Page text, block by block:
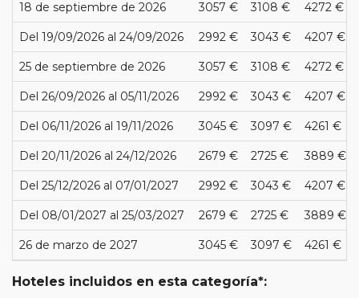
18 de septiembre de 2026 3057 € 3108 € 4272 €
Del 19/09/2026 al 24/09/2026 2992 € 3043 € 4207 €
25 de septiembre de 2026 3057 € 3108 € 4272 €
Del 26/09/2026 al 05/11/2026 2992 € 3043 € 4207 €
Del 06/11/2026 al 19/11/2026 3045 € 3097 € 4261 €
Del 20/11/2026 al 24/12/2026 2679 € 2725 € 3889 €
Del 25/12/2026 al 07/01/2027 2992 € 3043 € 4207 €
Del 08/01/2027 al 25/03/2027 2679 € 2725 € 3889 €
26 de marzo de 2027 3045 € 3097 € 4261 €
Hoteles incluidos en esta categoría*: